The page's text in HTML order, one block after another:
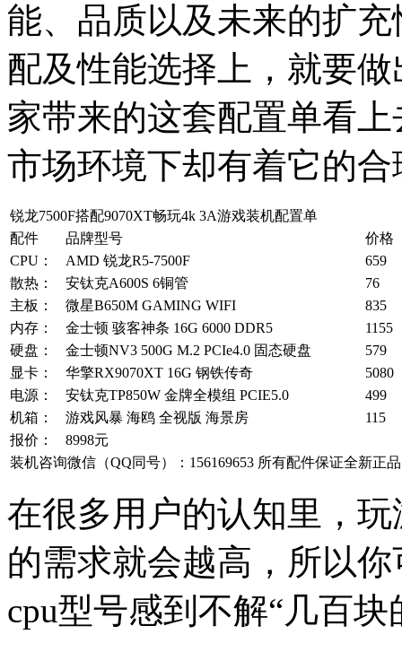
能、品质以及未来的扩
配及性能选择上，就要
家带来的这套配置单看
市场环境下却有着它的合
锐龙7500F搭配9070XT畅玩4k 3A游戏装机配置单
配件
品牌型号
价格
CPU：
AMD 锐龙R5-7500F
659
散热：
安钛克A600S 6铜管
76
主板：
微星B650M GAMING WIFI
835
内存：
金士顿 骇客神条 16G 6000 DDR5
1155
硬盘：
金士顿NV3 500G M.2 PCIe4.0 固态硬盘
579
显卡：
华擎RX9070XT 16G 钢铁传奇
5080
电源：
安钛克TP850W 金牌全模组 PCIE5.0
499
机箱：
游戏风暴 海鸥 全视版 海景房
115
报价：
8998元
装机咨询微信（QQ同号）：156169653 所有配件保证全新正品
在很多用户的认知里，
的需求就会越高，所以
cpu型号感到不解“几百块